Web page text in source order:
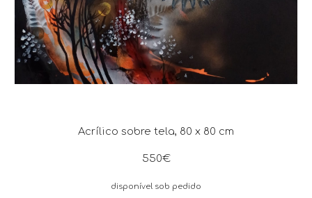
Acrílico sobre tela, 80 x 80 cm
550€
disponível sob pedido